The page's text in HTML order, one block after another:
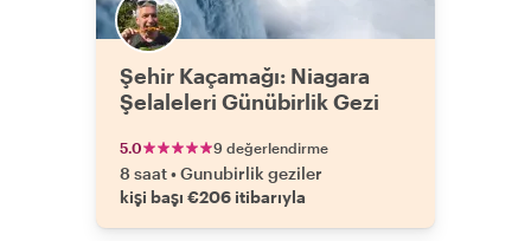
Şehir Kaçamağı: Niagara
Şelaleleri Günübirlik Gezi
5.0 9 değerlendirme
8 saat•Gunubirlik geziler
kişi başı €206 itibarıyla